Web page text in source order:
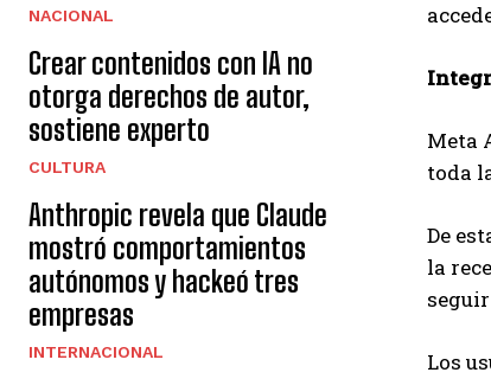
NACIONAL
Crear contenidos con IA no
otorga derechos de autor,
sostiene experto
CULTURA
Anthropic revela que Claude
mostró comportamientos
autónomos y hackeó tres
empresas
INTERNACIONAL
Meta
toda
De
la
Los